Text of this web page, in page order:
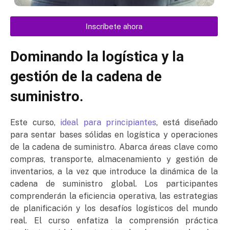
Inscríbete ahora
Dominando la logística y la
gestión de la cadena de
suministro.
Este curso,ideal para principiantes, está diseñado
para sentar bases sólidas en logística y operaciones
de la cadena de suministro. Abarca áreas clave como
compras, transporte, almacenamiento y gestión de
inventarios, a la vez que introduce la dinámica de la
cadena de suministro global. Los participantes
comprenderán la eficiencia operativa, las estrategias
de planificación y los desafíos logísticos del mundo
real. El curso enfatiza la comprensión práctica